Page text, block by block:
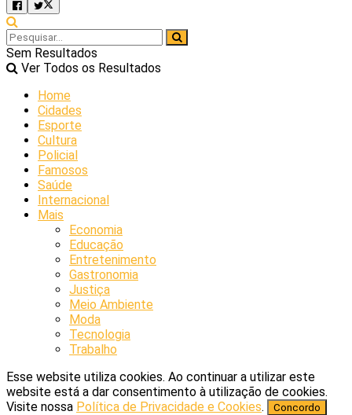
Sem Resultados
Ver Todos os Resultados
Home
Cidades
Esporte
Cultura
Policial
Famosos
Saúde
Internacional
Mais
Economia
Educação
Entretenimento
Gastronomia
Justiça
Meio Ambiente
Moda
Tecnologia
Trabalho
Esse website utiliza cookies. Ao continuar a utilizar este
website está a dar consentimento à utilização de cookies.
Visite nossa Política de Privacidade e Cookies. Concordo